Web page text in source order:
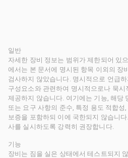
일반
자세한 장비 정보는 범위가 제한되어 있
에서는 본 문서에 명시된 항목 이외의 장
검사하지 않았습니다. 명시적으로 언급
구성요소와 관련하여 명시적으로나 묵
제공하지 않습니다. 여기에는 기능, 해당
또는 요구 사항의 준수, 특정 용도 적합
보증을 포함하되 이에 국한되지 않습니
사를 실시하도록 강력히 권장합니다.
기능
장비는 짐을 실은 상태에서 테스트되지